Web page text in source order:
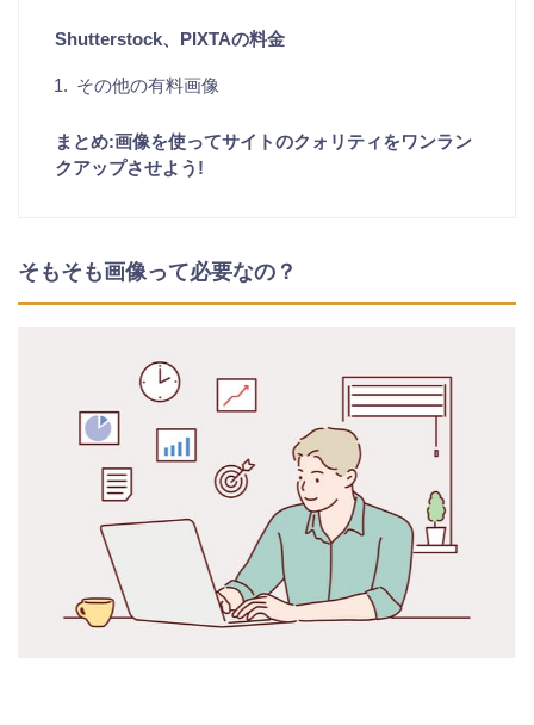
Shutterstock、PIXTAの料金
その他の有料画像
まとめ:画像を使ってサイトのクォリティをワンラン
クアップさせよう!
そもそも画像って必要なの？